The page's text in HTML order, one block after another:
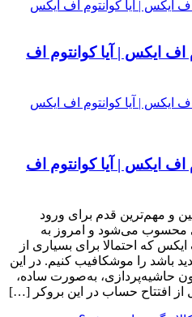
اف ایکس | آیا کوانتوم اف
اف ایکس | آیا کوانتوم اف
و مهم‌ترین قدم برای ورود
محسوب می‌شود و امروز به
که احتمالا برای بسیاری از
باشد را موشکافیب کنیم. در این
حاشیه‌پردازی، به‌صورت ساده،
از افتتاح حساب در این بروکر […]